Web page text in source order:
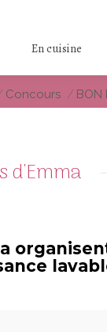
En cuisine
Concours BON
d'Emma